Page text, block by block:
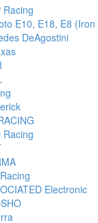
Racing
E10, E18, E8
DeAgostini
Racing
Electronic